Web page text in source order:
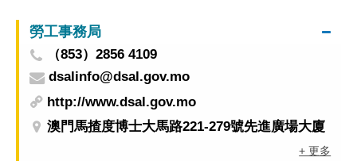
勞工事務局
（853）2856 4109
dsalinfo@dsal.gov.mo
http://www.dsal.gov.mo
澳門馬揸度博士大馬路221-279號先進廣場大廈
+ 更多